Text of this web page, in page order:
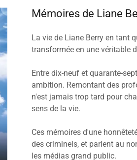
Mémoires de Liane
La vie de Liane Berry en tant
transformée en une véritable
Entre dix-neuf et quarante-
ambition. Remontant des
n'est jamais trop tard pour
sens de la vie.
Ces mémoires d'une
des criminels, et parlent au
les médias grand public.